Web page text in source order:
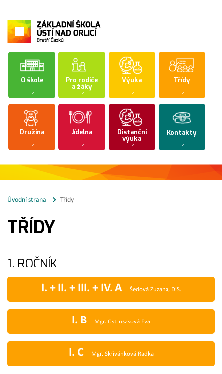
O škole Pro rodiče
a žáky
Výuka Třídy
Družina Jídelna Distanční
výuka
Kontakty
Úvodní strana Třídy
TŘÍDY
1. ROČNÍK
I. + II. + III. + IV. A Šedová Zuzana, DiS.
I. B Mgr. Ostruszková Eva
I. C Mgr. Skřivánková Radka